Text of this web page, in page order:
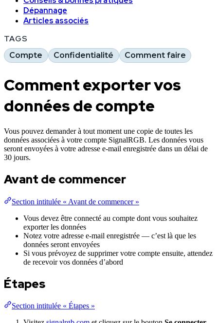
Dépannage
Articles associés
TAGS
Compte Confidentialité Comment faire
Comment exporter vos
données de compte
Vous pouvez demander à tout moment une copie de toutes les
données associées à votre compte SignalRGB. Les données vous
seront envoyées à votre adresse e-mail enregistrée dans un délai de
30 jours.
Avant de commencer
Section intitulée « Avant de commencer »
Vous devez être connecté au compte dont vous souhaitez
exporter les données
Notez votre adresse e-mail enregistrée — c’est là que les
données seront envoyées
Si vous prévoyez de supprimer votre compte ensuite, attendez
de recevoir vos données d’abord
Étapes
Section intitulée « Étapes »